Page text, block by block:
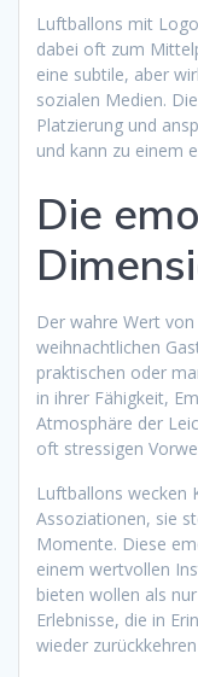
Luftballons mit
dabei oft zum
eine subtile, aber
sozialen Medien.
Platzierung und
und kann zu einem
Die
Der wahre Wert
weihnachtlichen
praktischen oder
in ihrer Fähigkeit,
Atmosphäre der
oft stressigen
Luftballons wecken
Assoziationen, sie
Momente. Diese
einem wertvollen
bieten wollen als
Erlebnisse, die in
wieder